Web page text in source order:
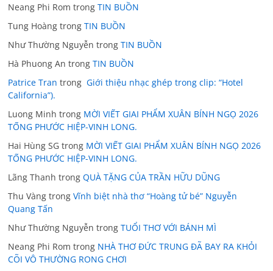
Neang Phi Rom trongTIN BUỒN
Tung Hoàng trongTIN BUỒN
Như Thường Nguyễn trongTIN BUỒN
Hà Phuong An trongTIN BUỒN
Patrice Tran trong Giới thiệu nhạc ghép trong clip: “Hotel
California”).
Luong Minh trong MỜI VIẾT GIAI PHẨM XUÂN BÍNH NGỌ 2026
TỐNG PHƯỚC HIỆP-VINH LONG.
Hai Hùng SG trong MỜI VIẾT GIAI PHẨM XUÂN BÍNH NGỌ 2026
TỐNG PHƯỚC HIỆP-VINH LONG.
Lãng Thanh trongQUÀ TẶNG CỦA TRẦN HỮU DŨNG
Thu Vàng trongVĩnh biệt nhà thơ “Hoàng tử bé” Nguyễn
Quang Tấn
Như Thường Nguyễn trongTUỔI THƠ VỚI BÁNH MÌ
Neang Phi Rom trong NHÀ THƠ ĐỨC TRUNG ĐÃ BAY RA KHỎI
CÕI VÔ THƯỜNG RONG CHƠI